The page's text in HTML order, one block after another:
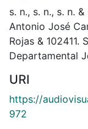
s. n., s. n., s. n.
Antonio José
Rojas & 102411.
Departamental
URI
https://
972